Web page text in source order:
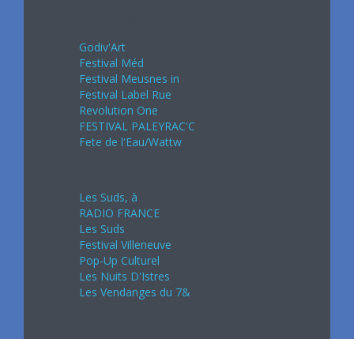
Godiv'Art
Festival Méd
Festival Meusnes in
Festival Label Rue
Revolution One
FESTIVAL PALEYRAC'C
Fete de l'Eau/Wattw
Les Suds, à
RADIO FRANCE
Les Suds
Festival Villeneuve
Pop-Up Culturel
Les Nuits D'Istres
Les Vendanges du 7&